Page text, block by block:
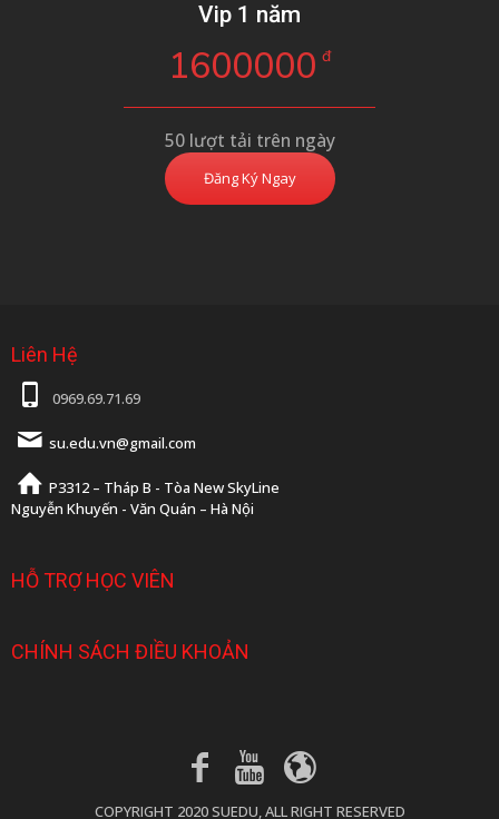
Vip 1 năm
1600000 đ
50 lượt tải trên ngày
Đăng Ký Ngay
Liên Hệ
0969.69.71.69
su.edu.vn@gmail.com
P3312 – Tháp B - Tòa New SkyLine
Nguyễn Khuyến - Văn Quán – Hà Nội
HỖ TRỢ HỌC VIÊN
CHÍNH SÁCH ĐIỀU KHOẢN
COPYRIGHT 2020 SUEDU, ALL RIGHT RESERVED